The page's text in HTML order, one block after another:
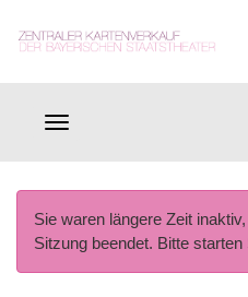
Sie waren längere Zeit
Sitzung beendet. Bitte